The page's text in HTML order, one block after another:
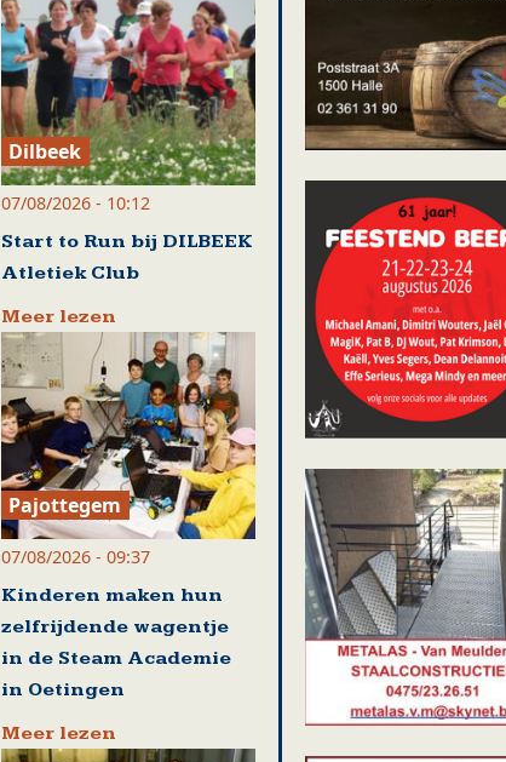
Dilbeek
07/08/2026 - 10:12
Start to Run bij DILBEEK
Atletiek Club
Meer lezen
Pajottegem
07/08/2026 - 09:37
Kinderen maken hun
zelfrijdende wagentje
in de Steam Academie
in Oetingen
Meer lezen